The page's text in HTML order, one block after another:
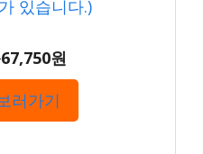
있습니다.)
67,750원
러가기